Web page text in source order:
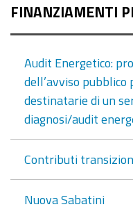
FINANZIAMENTI
Audit Energetico:
dell’avviso pubblico
destinatarie di un
diagnosi/audit
Contributi
Nuova Sabatini